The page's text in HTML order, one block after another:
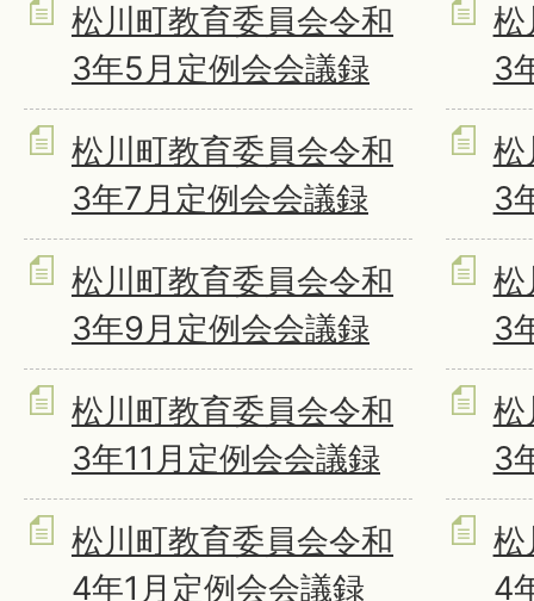
松川町教育委員会令和
3年5月定例会会議録
松
3
松川町教育委員会令和
3年7月定例会会議録
松
3
松川町教育委員会令和
3年9月定例会会議録
松
3
松川町教育委員会令和
3年11月定例会会議録
松
3
松川町教育委員会令和
4年1月定例会会議録
松
4